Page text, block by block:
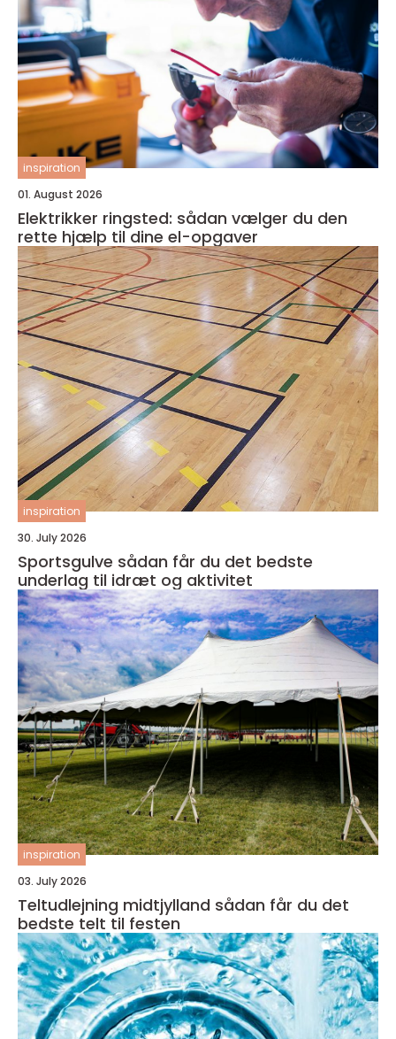
inspiration
01. August 2026
Elektrikker ringsted: sådan vælger du den
rette hjælp til dine el-opgaver
inspiration
30. July 2026
Sportsgulve sådan får du det bedste
underlag til idræt og aktivitet
inspiration
03. July 2026
Teltudlejning midtjylland sådan får du det
bedste telt til festen